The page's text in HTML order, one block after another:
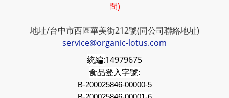
問)
地址/台中市西區華美街212號(同公司聯絡地址)
service@organic-lotus.com
統編:14979675
食品登入字號:
B-200025846-00000-5